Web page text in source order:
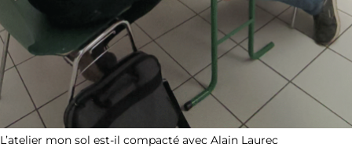
L’atelier mon sol est-il compacté avec Alain Laurec